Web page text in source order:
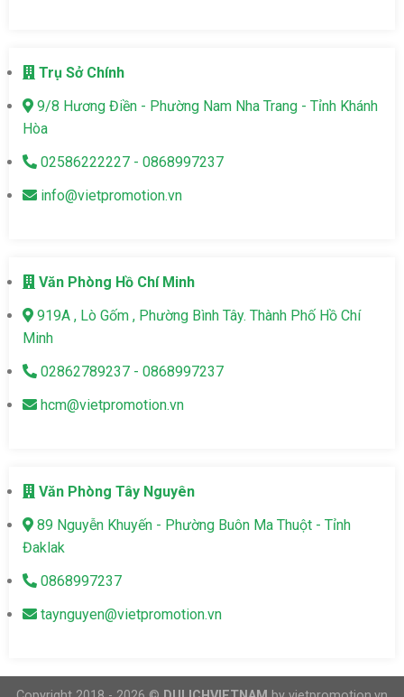
Trụ Sở Chính
9/8 Hương Điền - Phường Nam Nha Trang - Tỉnh Khánh
Hòa
02586222227 - 0868997237
info@vietpromotion.vn
Văn Phòng Hồ Chí Minh
919A , Lò Gốm , Phường Bình Tây. Thành Phố Hồ Chí
Minh
02862789237 - 0868997237
hcm@vietpromotion.vn
Văn Phòng Tây Nguyên
89 Nguyễn Khuyến - Phường Buôn Ma Thuột - Tỉnh
Đaklak
0868997237
taynguyen@vietpromotion.vn